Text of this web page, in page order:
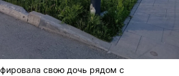
свою дочь рядом с